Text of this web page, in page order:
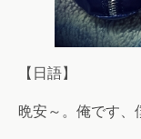
【日語】
晩安～。俺です、